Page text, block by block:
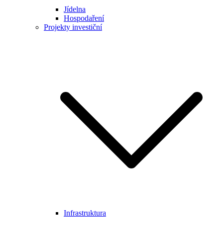
Jídelna
Hospodaření
Projekty investiční
Infrastruktura